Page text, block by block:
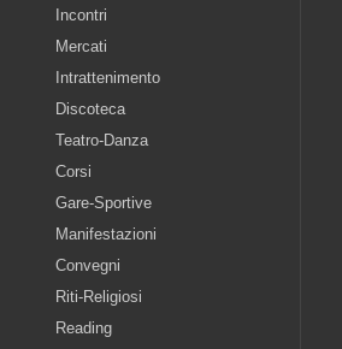
Incontri
Mercati
Intrattenimento
Discoteca
Teatro-Danza
Corsi
Gare-Sportive
Manifestazioni
Convegni
Riti-Religiosi
Reading